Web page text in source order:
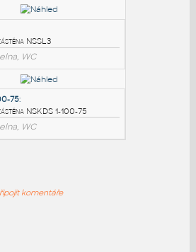
2-80 R50:
zástěna PSKKH 2-80 R50
WC
:
zástěna NSSU3
WC
zástěna NSSL3
komentáře